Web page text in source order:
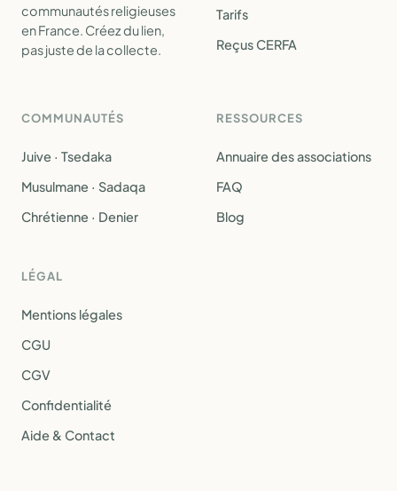
communautés religieuses
en France. Créez du lien,
pas juste de la collecte.
Tarifs
Reçus CERFA
COMMUNAUTÉS
Juive · Tsedaka
Musulmane · Sadaqa
Chrétienne · Denier
RESSOURCES
Annuaire des associations
FAQ
Blog
LÉGAL
Mentions légales
CGU
CGV
Confidentialité
Aide & Contact